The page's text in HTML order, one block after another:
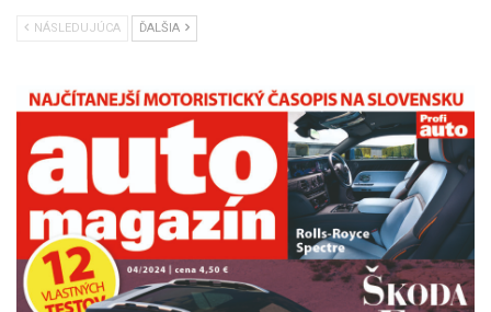
NÁSLEDUJÚCA ĎALŠIA